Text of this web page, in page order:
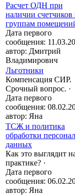
Расчет ОДН при
наличии счетчиков
группам
Дата первого
сообщения:
автор: Дмитрий
Владимирович
Льготники
Компенсация СИР.
Срочный вопрос. ·
Дата первого
сообщения:
автор: Яна
ТСЖ и политика
обработки
данных
Как это выглядит
практике? ·
Дата первого
сообщения:
автор: Яна